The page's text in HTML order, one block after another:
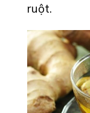
ruột.